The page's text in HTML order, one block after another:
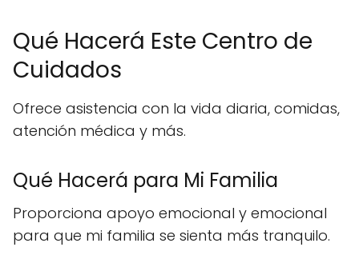
Qué Hacerá Este Centro de
Cuidados
Ofrece asistencia con la vida diaria, comidas,
atención médica y más.
Qué Hacerá para Mi Familia
Proporciona apoyo emocional y emocional
para que mi familia se sienta más tranquilo.